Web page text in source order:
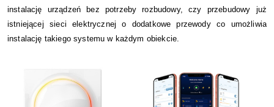
instalację urządzeń bez potrzeby rozbudowy, czy przebudowy już
istniejącej sieci elektrycznej o dodatkowe przewody co umożliwia
instalację takiego systemu w każdym obiekcie.